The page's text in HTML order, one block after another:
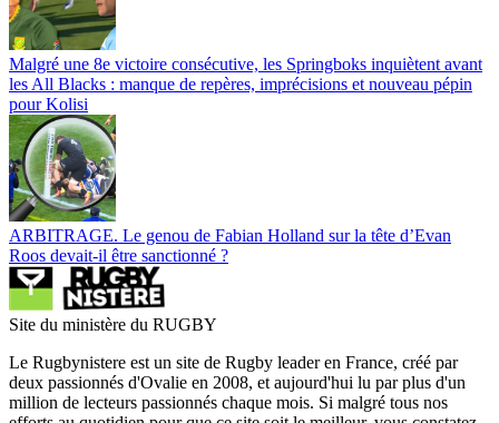
Malgré une 8e victoire consécutive, les Springboks inquiètent avant
les All Blacks : manque de repères, imprécisions et nouveau pépin
pour Kolisi
ARBITRAGE. Le genou de Fabian Holland sur la tête d’Evan
Roos devait-il être sanctionné ?
Site du ministère du RUGBY
Le Rugbynistere est un site de Rugby leader en France, créé par
deux passionnés d'Ovalie en 2008, et aujourd'hui lu par plus d'un
million de lecteurs passionnés chaque mois. Si malgré tous nos